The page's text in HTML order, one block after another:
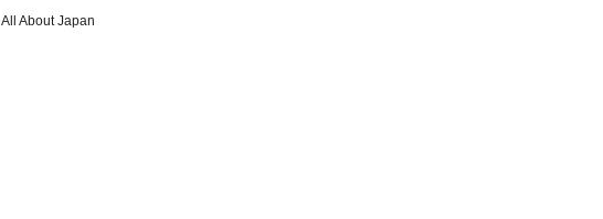
All About Japan